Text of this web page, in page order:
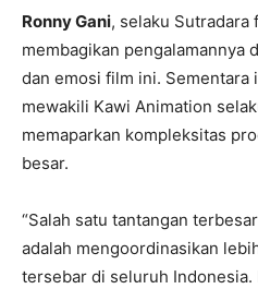
Ronny Gani, selaku Sutradara
membagikan pengalamannya
dan emosi film ini. Sementara
mewakili Kawi Animation
memaparkan kompleksitas
besar.
“Salah satu tantangan
adalah mengoordinasikan
tersebar di seluruh Indonesia.